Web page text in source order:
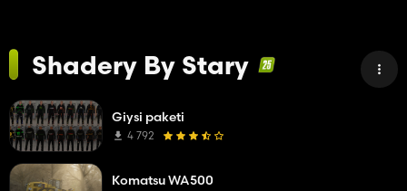
Shadery By Stary
Giysi paketi
4 792
Komatsu WA500